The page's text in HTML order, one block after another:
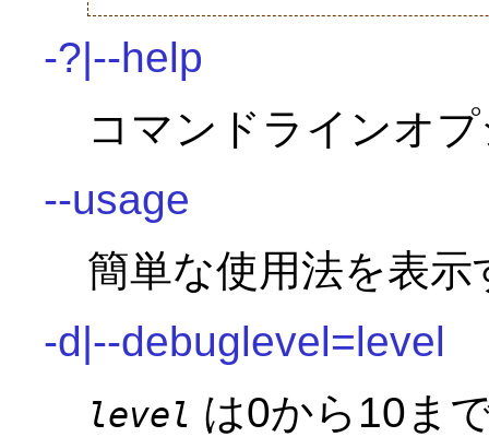
-?|--help
コマンドラインオ
--usage
簡単な使用法を表示
-d|--debuglevel=level
level は0から10ま